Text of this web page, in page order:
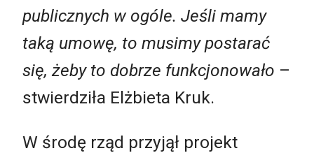
publicznych w ogóle. Jeśli mamy
taką umowę, to musimy postarać
się, żeby to dobrze funkcjonowało –
stwierdziła Elżbieta Kruk.
W środę rząd przyjął projekt